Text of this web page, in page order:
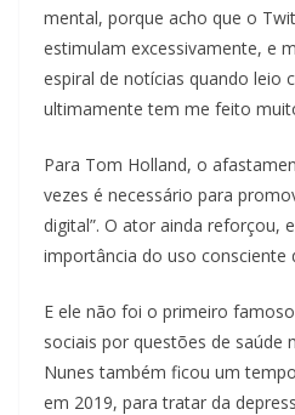
mental, porque acho que o
estimulam excessivamente, e
espiral de notícias quando leio
ultimamente tem me feito
Para Tom Holland, o
vezes é necessário para
digital”. O ator ainda reforçou,
importância do uso consciente
E ele não foi o primeiro
sociais por questões de saúde
Nunes também ficou um
em 2019, para tratar da